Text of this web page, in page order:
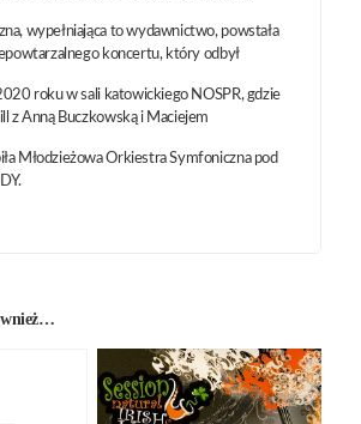
wypełniająca to wydawnictwo, powstała
koncertu, który odbył
roku w sali katowickiego NOSPR, gdzie
z Anną Buczkowską i Maciejem
Młodzieżowa Orkiestra Symfoniczna pod